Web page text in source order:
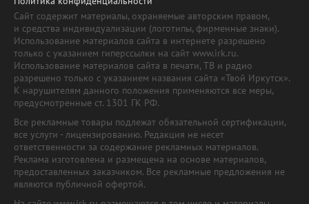
Сайт содержит материалы, охраняемые авторским правом,
и средства индивидуализации (логотипы, фирменные знаки).
Использование материалов сайта в интернете разрешено
только с указанием гиперссылки на сайт www.irk.ru.
Использование материалов сайта в печати, ТВ и радио
разрешено только с указанием названия сайта «Твой Иркутск».
К нарушителям данного положения применяются все меры,
предусмотренные ст. 1301 ГК РФ.
Все рекламные товары подлежат обязательной сертификации,
все услуги - лицензированию. Редакция не несет
ответственности за содержание рекламных материалов.
Реклама изготовлена и размещена на основе материалов,
предоставленных заказчиком. Все рекламные предложения не
являются публичной офертой.